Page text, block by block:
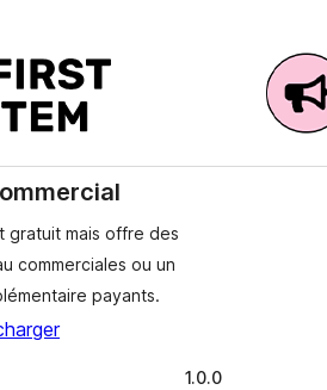
gratuit mais offre des
commerciales ou un
payants.
1.0.0